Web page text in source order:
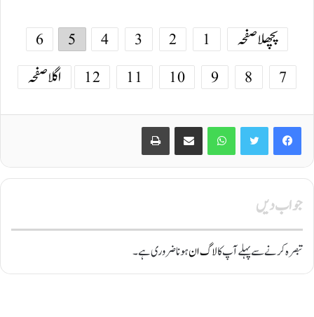
پچھلا صفحہ 1
2
3
4
5
6
7
8
9
10
11
12 اگلا صفحہ
Facebook
Twitter
WhatsApp
Share via Email
Print
جواب دیں
تبصرہ کرنے سے پہلے آپ کالاگ انہونا ضروری ہے۔